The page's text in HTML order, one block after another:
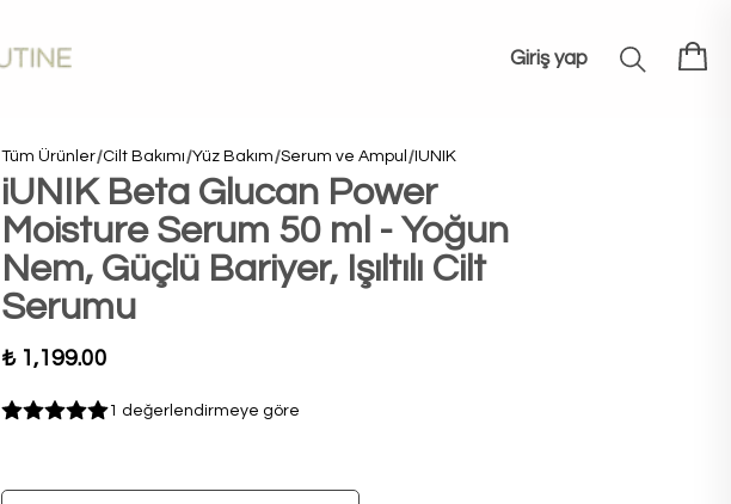
Giriş yap
Tüm Ürünler Cilt Bakımı Yüz Bakım Serum ve Ampul IUNIK
iUNIK Beta Glucan Power
Moisture Serum 50 ml - Yoğun
Nem, Güçlü Bariyer, Işıltılı Cilt
Serumu
₺ 1,199.00
1 değerlendirmeye göre